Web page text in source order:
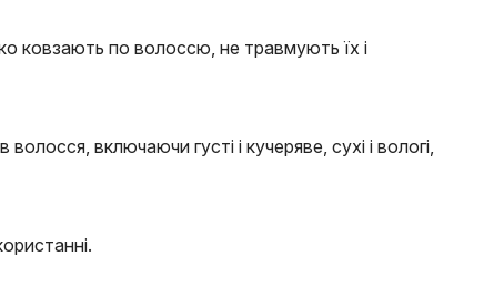
ковзають по волоссю, не травмують їх і
включаючи густі і кучеряве, сухі і вологі,